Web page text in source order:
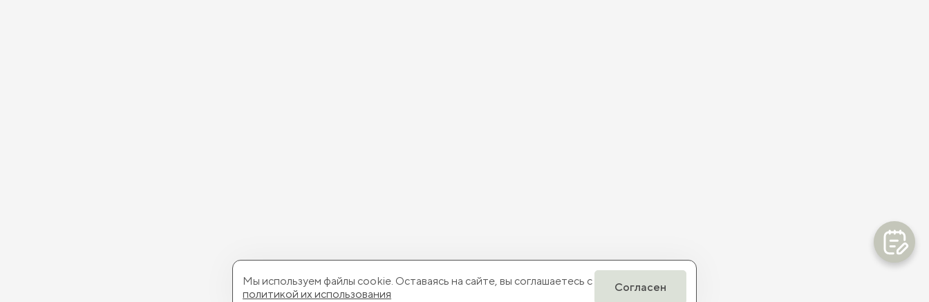
Мы используем файлы cookie. Оставаясь на сайте, вы соглашаетесь с
политикой их использования
Согласен